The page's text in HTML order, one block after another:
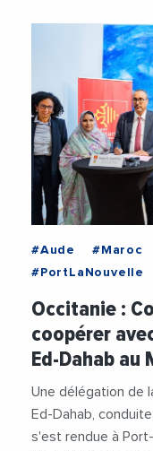
#Aude #Maroc
#PortLaNouvelle
#JalilBenabdillah
#Videos
Occitanie :
coopérer
Ed-Dahab au
Une délégation de
Ed-Dahab,
s'est rendue à